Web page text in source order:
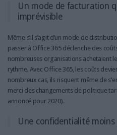
Un mode de facturation
imprévisible
Même s’il s’agit d’un mode de
passer à Office 365 déclenche des
nombreuses organisations achetaient
rythme. Avec Office 365, les coûts
nombreux cas, ils risquent même de
merci des changements de politique
annoncé pour 2020).
Une confidentialité